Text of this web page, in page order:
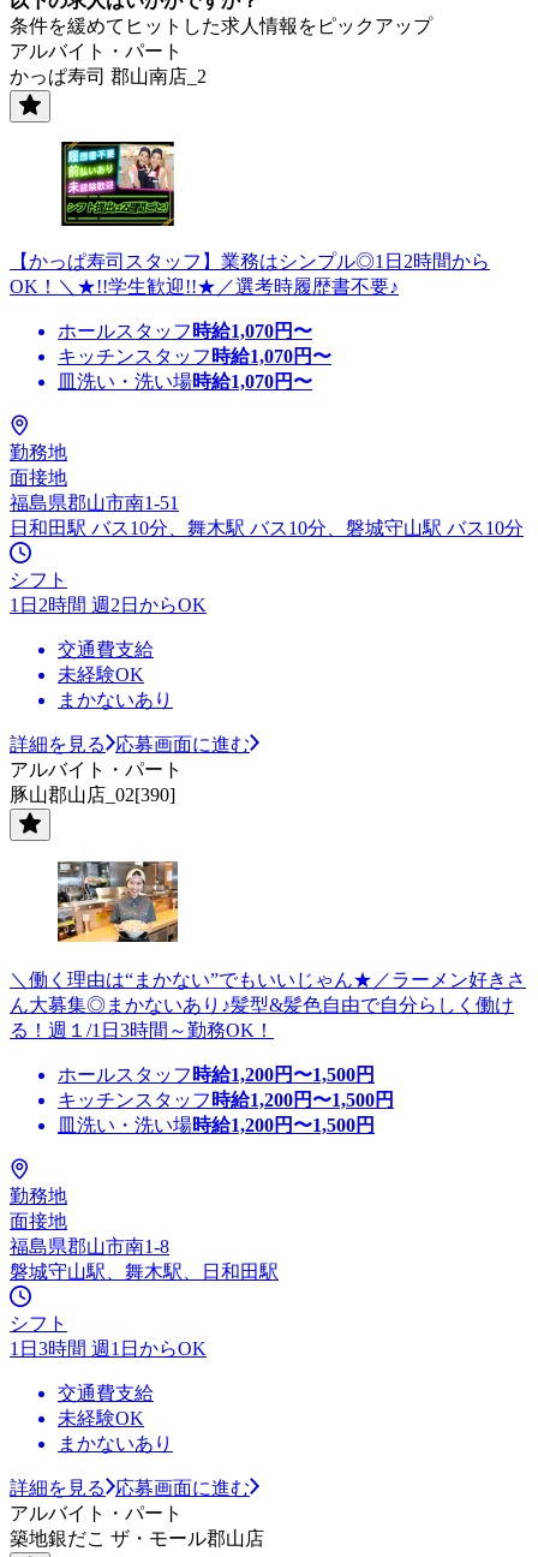
条件を緩めてヒットした求人情報をピックアップ
アルバイト・パート
かっぱ寿司 郡山南店_2
【かっぱ寿司スタッフ】業務はシンプル◎1日2時間から
OK！＼★!!学生歓迎!!★／選考時履歴書不要♪
ホールスタッフ 時給1,070円〜
キッチンスタッフ 時給1,070円〜
皿洗い・洗い場時給1,070円〜
勤務地
面接地
福島県郡山市南1-51
日和田駅 バス10分、舞木駅 バス10分、磐城守山駅 バス10分
シフト
1日2時間 週2日からOK
交通費支給
未経験OK
まかないあり
詳細を見る
応募画面に進む
アルバイト・パート
豚山郡山店_02[390]
＼働く理由は“まかない”でもいいじゃん★／ラーメン好きさ
ん大募集◎まかないあり♪髪型&髪色自由で自分らしく働け
る！週１/1日3時間～勤務OK！
ホールスタッフ 時給1,200円〜1,500円
キッチンスタッフ 時給1,200円〜1,500円
皿洗い・洗い場時給1,200円〜1,500円
勤務地
面接地
福島県郡山市南1-8
磐城守山駅、舞木駅、日和田駅
シフト
1日3時間 週1日からOK
交通費支給
未経験OK
まかないあり
詳細を見る
応募画面に進む
アルバイト・パート
築地銀だこ ザ・モール郡山店